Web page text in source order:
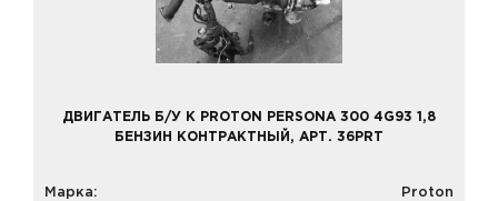
ДВИГАТЕЛЬ Б/У К PROTON PERSONA 300 4G93 1,8
БЕНЗИН КОНТРАКТНЫЙ, АРТ. 36PRT
Марка:
Proton